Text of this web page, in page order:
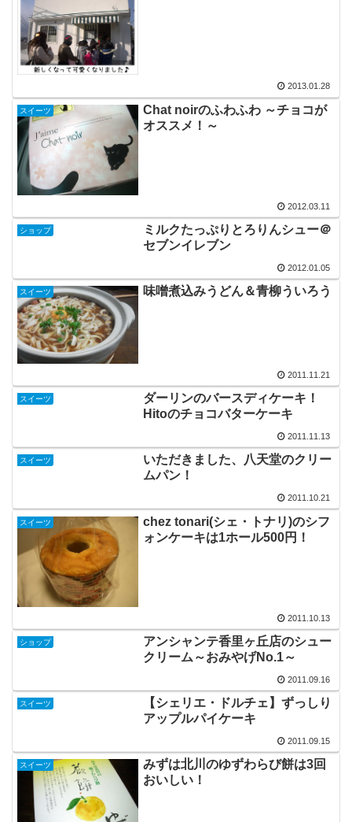
2013.01.28
スイーツ
Chat noirのふわふわ ～チョコが
オススメ！～
2012.03.11
ショップ
ミルクたっぷりとろりんシュー＠
セブンイレブン
2012.01.05
スイーツ 味噌煮込みうどん＆青柳ういろう
2011.11.21
スイーツ
ダーリンのバースディケーキ！
Hitoのチョコバターケーキ
2011.11.13
スイーツ
いただきました、八天堂のクリー
ムパン！
2011.10.21
スイーツ
chez tonari(シェ・トナリ)のシフ
ォンケーキは1ホール500円！
2011.10.13
ショップ
アンシャンテ香里ヶ丘店のシュー
クリーム～おみやげNo.1～
2011.09.16
スイーツ
【シェリエ・ドルチェ】ずっしり
アップルパイケーキ
2011.09.15
スイーツ
みずは北川のゆずわらび餅は3回
おいしい！